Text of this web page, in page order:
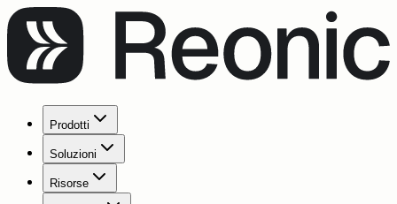
Prodotti
Soluzioni
Risorse